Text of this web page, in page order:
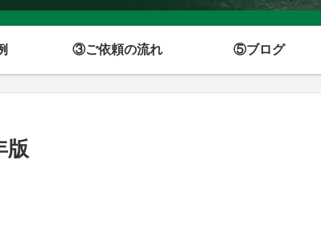
③ご依頼の流れ ⑤ブログ
版